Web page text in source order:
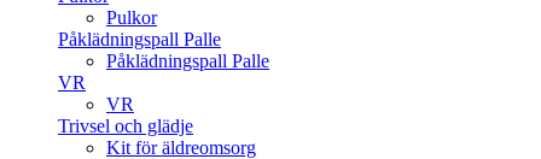
Pulkor
Påklädningspall Palle
Påklädningspall Palle
VR
VR
Trivsel och glädje
Kit för äldreomsorg